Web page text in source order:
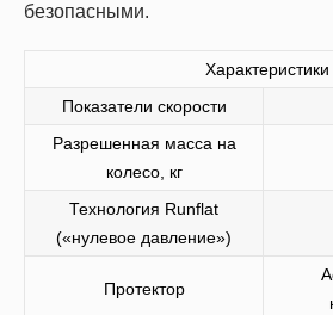
безопасными.
Характеристики
Показатели скорости
Разрешенная масса на
колесо, кг
Технология Runflat
(«нулевое давление»)
Протектор